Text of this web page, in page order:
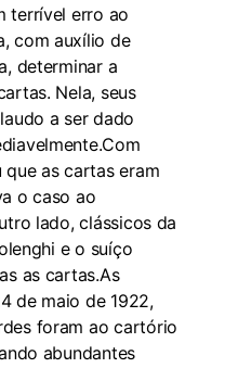
terrível erro ao
com auxílio de
determinar a
Nela, seus
a ser dado
as cartas eram
o caso ao
lado, clássicos da
e o suíço
as cartas.As
de maio de 1922,
foram ao cartório
abundantes